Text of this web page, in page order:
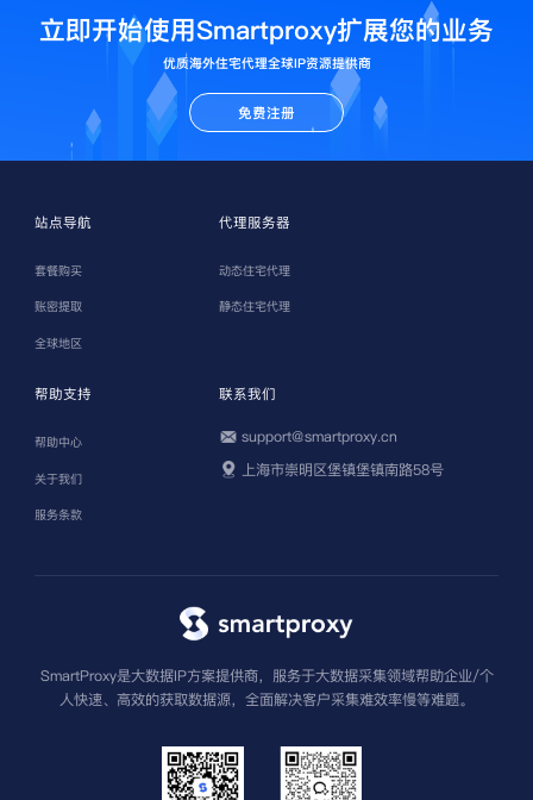
立即开始使用Smartproxy扩展您的业务
优质海外住宅代理全球IP资源提供商
免费注册
站点导航
套餐购买
账密提取
全球地区
代理服务器
动态住宅代理
静态住宅代理
帮助支持
帮助中心
关于我们
服务条款
联系我们
support@smartproxy.cn
上海市崇明区堡镇堡镇南路58号
SmartProxy是大数据IP方案提供商，服务于大数据采集领域帮助企业/个
人快速、高效的获取数据源，全面解决客户采集难效率慢等难题。